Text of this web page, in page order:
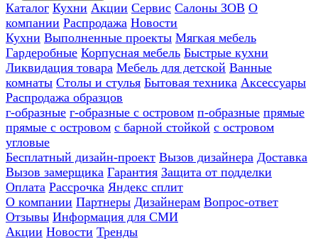
Каталог Кухни Акции Сервис Салоны ЗОВ О
компании Распродажа Новости
Кухни Выполненные проекты Мягкая мебель
Гардеробные Корпусная мебель Быстрые кухни
Ликвидация товара Мебель для детской Ванные
комнаты Столы и стулья Бытовая техника Аксессуары
Распродажа образцов
г-образные г-образные с островом п-образные прямые
прямые с островом с барной стойкой с островом
угловые
Бесплатный дизайн-проект Вызов дизайнера Доставка
Вызов замерщика Гарантия Защита от подделки
Оплата Рассрочка Яндекс сплит
О компании Партнеры Дизайнерам Вопрос-ответ
Отзывы Информация для СМИ
Акции Новости Тренды